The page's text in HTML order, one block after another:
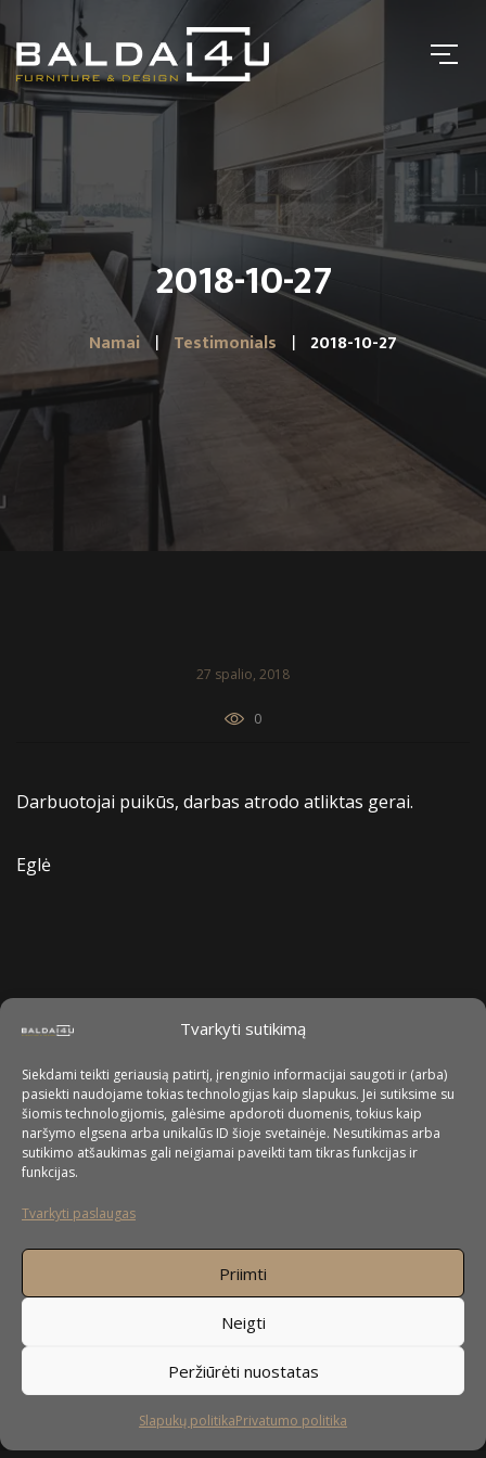
Tvarkyti sutikimą
Siekdami teikti geriausią patirtį, įrenginio informacijai saugoti ir (arba)
pasiekti naudojame tokias technologijas kaip slapukus. Jei sutiksime su
šiomis technologijomis, galėsime apdoroti duomenis, tokius kaip
naršymo elgsena arba unikalūs ID šioje svetainėje. Nesutikimas arba
sutikimo atšaukimas gali neigiamai paveikti tam tikras funkcijas ir
funkcijas.
Tvarkyti paslaugas
Priimti
Neigti
Peržiūrėti nuostatas
Slapukų politikaPrivatumo politika
2018-10-27
Namai Testimonials 2018-10-27
27 spalio, 2018
0
Darbuotojai puikūs, darbas atrodo atliktas gerai.
Eglė